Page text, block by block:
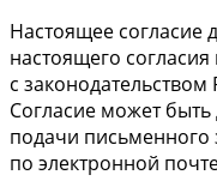
Настоящее согласие
настоящего согласия
с
Согласие может
подачи письменного
по электронной